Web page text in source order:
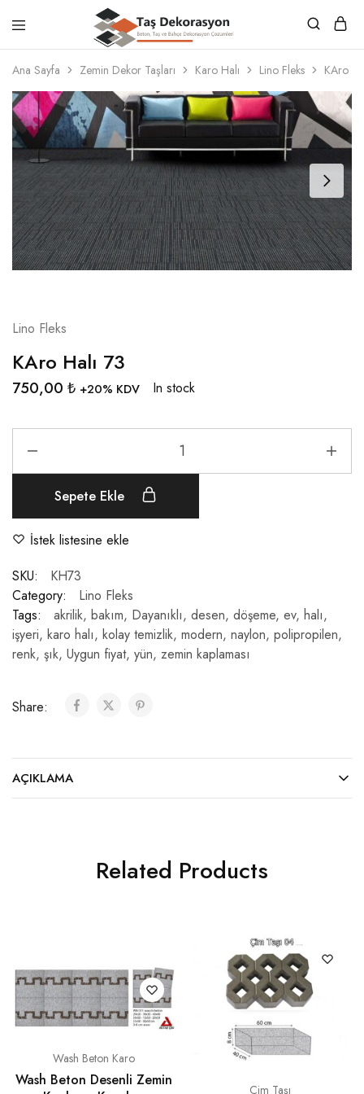
Taş
Dekorasyon
Beton,
Taş
Bahçe
Dekorasyon
Çözümleri
Ana Sayfa Zemin Dekor Taşları Karo Halı Lino Fleks KAro
Lino Fleks
KAro Halı 73
750,00 ₺ +20% KDV In stock
Sepete Ekle
İstek listesine ekle
SKU:
KH73
Category:
Lino Fleks
Tags:
akrilik, bakım, Dayanıklı, desen, döşeme, ev, halı,
işyeri, karo halı, kolay temizlik, modern, naylon, polipropilen,
renk, şık, Uygun fiyat, yün, zemin kaplaması
Share:
AÇIKLAMA
Related Products
Wash Beton Karo
Wash Beton Desenli Zemin
Çim Taşı